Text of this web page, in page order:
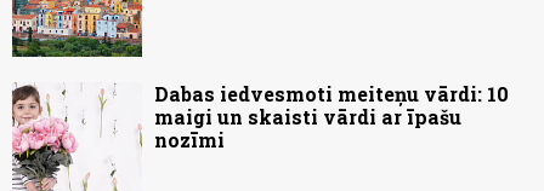
Dabas iedvesmoti meiteņu vārdi: 10
maigi un skaisti vārdi ar īpašu
nozīmi